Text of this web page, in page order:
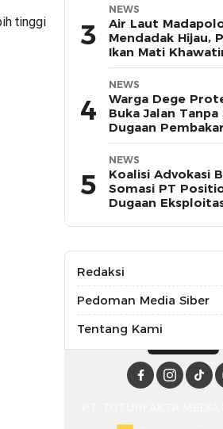
tinggi
3
NEWS
Air Laut
Mendadak Hijau,
Ikan Mati
4
NEWS
Warga Dege
Buka Jalan Tanpa
Dugaan
Disorot
5
NEWS
Koalisi Advokasi
Somasi PT
Dugaan
Redaksi
Pedoman Media Siber
Tentang Kami